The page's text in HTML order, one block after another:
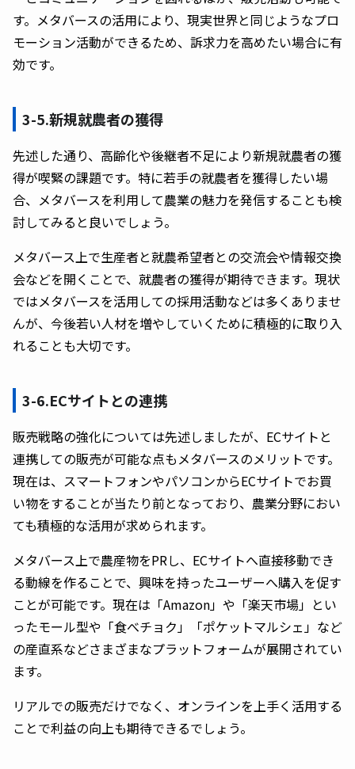
す。メタバースの活用により、現実世界と同じようなプロ
モーション活動ができるため、訴求力を高めたい場合に有
効です。
3-5.新規就農者の獲得
先述した通り、高齢化や後継者不足により新規就農者の獲
得が喫緊の課題です。特に若手の就農者を獲得したい場
合、メタバースを利用して農業の魅力を発信することも検
討してみると良いでしょう。
メタバース上で生産者と就農希望者との交流会や情報交換
会などを開くことで、就農者の獲得が期待できます。現状
ではメタバースを活用しての採用活動などは多くありませ
んが、今後若い人材を増やしていくために積極的に取り入
れることも大切です。
3-6.ECサイトとの連携
販売戦略の強化については先述しましたが、ECサイトと
連携しての販売が可能な点もメタバースのメリットです。
現在は、スマートフォンやパソコンからECサイトでお買
い物をすることが当たり前となっており、農業分野におい
ても積極的な活用が求められます。
メタバース上で農産物をPRし、ECサイトへ直接移動でき
る動線を作ることで、興味を持ったユーザーへ購入を促す
ことが可能です。現在は「Amazon」や「楽天市場」とい
ったモール型や「食べチョク」「ポケットマルシェ」など
の産直系などさまざまなプラットフォームが展開されてい
ます。
リアルでの販売だけでなく、オンラインを上手く活用する
ことで利益の向上も期待できるでしょう。